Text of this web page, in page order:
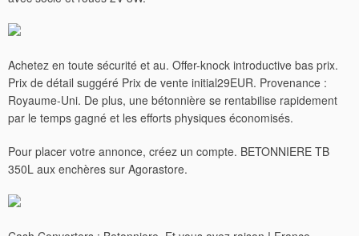
Achetez en toute sécurité et au. Offer-knock introductive bas prix.
Prix de détail suggéré Prix de vente initial29EUR. Provenance :
Royaume-Uni. De plus, une bétonnière se rentabilise rapidement
par le temps gagné et les efforts physiques économisés.
Pour placer votre annonce, créez un compte. BETONNIERE TB
350L aux enchères sur Agorastore.